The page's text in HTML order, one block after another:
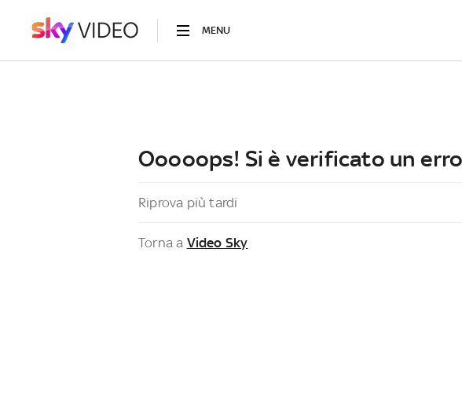
MENU
Ooooops! Si è verificato un
Riprova più tardi
Torna a Video Sky